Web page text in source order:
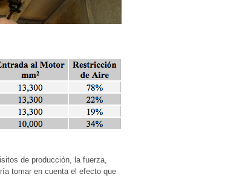
de producción, la fuerza,
tomar en cuenta el efecto que